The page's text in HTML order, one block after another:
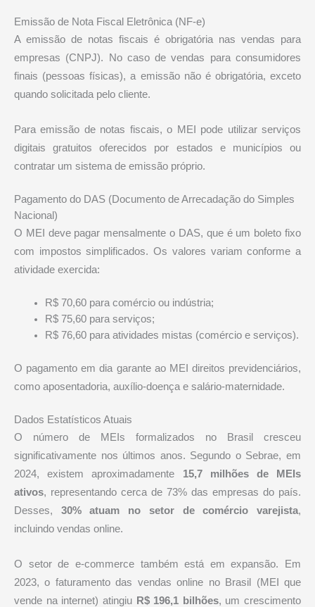
Emissão de Nota Fiscal Eletrônica (NF-e)
A emissão de notas fiscais é obrigatória nas vendas para
empresas (CNPJ). No caso de vendas para consumidores
finais (pessoas físicas), a emissão não é obrigatória, exceto
quando solicitada pelo cliente.
Para emissão de notas fiscais, o MEI pode utilizar serviços
digitais gratuitos oferecidos por estados e municípios ou
contratar um sistema de emissão próprio.
Pagamento do DAS (Documento de Arrecadação do Simples
Nacional)
O MEI deve pagar mensalmente o DAS, que é um boleto fixo
com impostos simplificados. Os valores variam conforme a
atividade exercida:
R$ 70,60 para comércio ou indústria;
R$ 75,60 para serviços;
R$ 76,60 para atividades mistas (comércio e serviços).
O pagamento em dia garante ao MEI direitos previdenciários,
como aposentadoria, auxílio-doença e salário-maternidade.
Dados Estatísticos Atuais
O número de MEIs formalizados no Brasil cresceu
significativamente nos últimos anos. Segundo o Sebrae, em
2024, existem aproximadamente 15,7 milhões de MEIs
ativos, representando cerca de 73% das empresas do país.
Desses, 30% atuam no setor de comércio varejista,
incluindo vendas online.
O setor de e-commerce também está em expansão. Em
2023, o faturamento das vendas online no Brasil (MEI que
vende na internet) atingiu R$ 196,1 bilhões, um crescimento